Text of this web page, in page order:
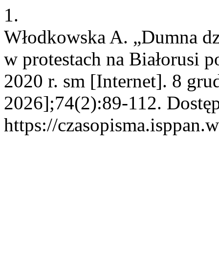
1.
Włodkowska A. „Dumna
w protestach na Białorusi
2020 r. sm [Internet]. 8
2026];74(2):89-112.
https://